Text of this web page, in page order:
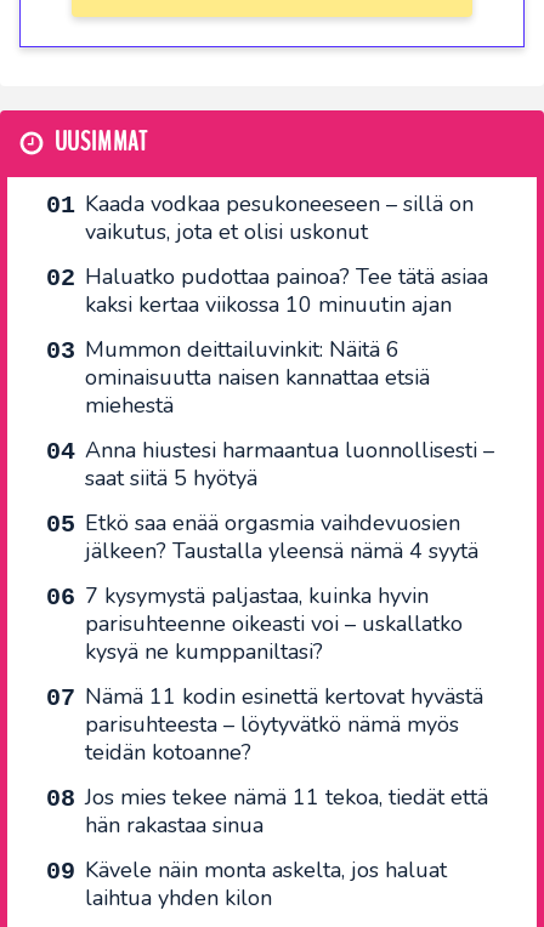
UUSIMMAT
Kaada vodkaa pesukoneeseen – sillä on
vaikutus, jota et olisi uskonut
Haluatko pudottaa painoa? Tee tätä asiaa
kaksi kertaa viikossa 10 minuutin ajan
Mummon deittailuvinkit: Näitä 6
ominaisuutta naisen kannattaa etsiä
miehestä
Anna hiustesi harmaantua luonnollisesti –
saat siitä 5 hyötyä
Etkö saa enää orgasmia vaihdevuosien
jälkeen? Taustalla yleensä nämä 4 syytä
7 kysymystä paljastaa, kuinka hyvin
parisuhteenne oikeasti voi – uskallatko
kysyä ne kumppaniltasi?
Nämä 11 kodin esinettä kertovat hyvästä
parisuhteesta – löytyvätkö nämä myös
teidän kotoanne?
Jos mies tekee nämä 11 tekoa, tiedät että
hän rakastaa sinua
Kävele näin monta askelta, jos haluat
laihtua yhden kilon